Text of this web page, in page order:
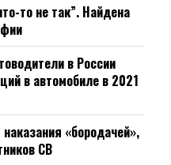
то не так”. Найдена
в России
в автомобиле в 2021
«бородачей»,
СВ